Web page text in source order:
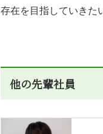
存在を目指していきた
他の先輩社員